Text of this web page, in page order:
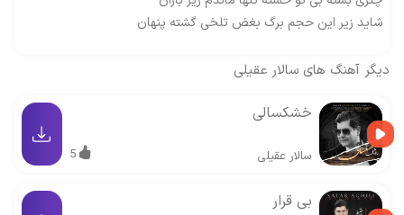
شاید زیر این حجم برگ بغض تلخی گشته پنهان
دیگر آهنگ های سالار عقیلی
خشکسالی
سالار عقیلی 5
بی قرار